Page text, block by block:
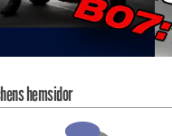
hemsidor